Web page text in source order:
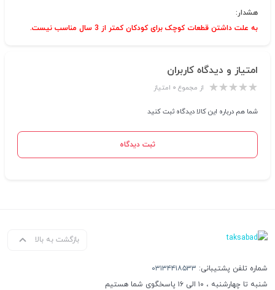
هشدار:
به علت داشتن قطعات کوچک برای کودکان کمتر از 3 سال مناسب نیست.
امتیاز و دیدگاه کاربران
از مجموع ۰ امتیاز
شما هم درباره این کالا دیدگاه ثبت کنید
ثبت دیدگاه
بازگشت به بالا
شماره تلفن پشتیبانی: ۰۳۱۳۴۴۱۸۵۳۳
شنبه تا چهارشنبه ، ۱۰ الی ۱۶ پاسخگوی شما هستیم